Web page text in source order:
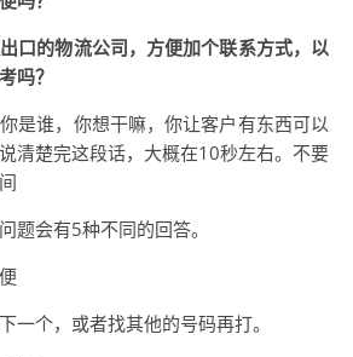
口的物流公司，方便加个联系方式，以
吗？
是谁，你想干嘛，你让客户有东西可以
清楚完这段话，大概在10秒左右。不要
题会有5种不同的回答。
一个，或者找其他的号码再打。